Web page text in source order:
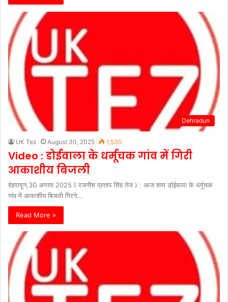
Dehradun
UK Tez August 30, 2025 1,530
Video : डोईवाला के धर्मूचक गांव में गिरी
आकाशीय बिजली
देहरादून,30 अगस्त 2025 ( रजनीश प्रताप सिंह तेज ) : आज शाम डोईवाला के धर्मूचक
गांव में आकाशीय बिजली गिरने…
Read More »